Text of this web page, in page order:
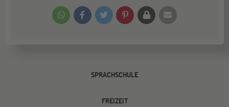
SPRACHSCHULE
FREIZEIT